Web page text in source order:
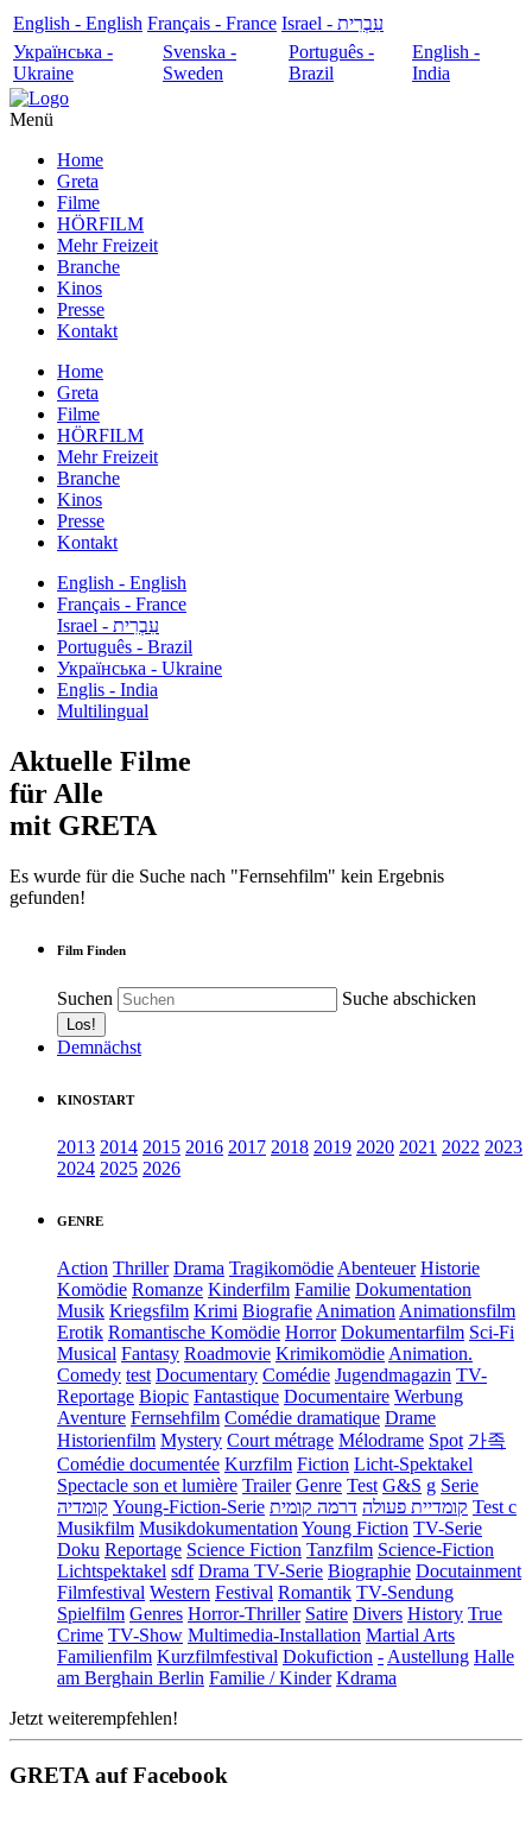
English - English Français - France
עִבְרִית - Israel
Українська -
Ukraine
Svenska -
Sweden
Português -
Brazil
English -
India
Menü
Home
Greta
Filme
HÖRFILM
Mehr Freizeit
Branche
Kinos
Presse
Kontakt
Home
Greta
Filme
HÖRFILM
Mehr Freizeit
Branche
Kinos
Presse
Kontakt
English - English
Français - France
עִבְרִית - Israel
Português - Brazil
Українська - Ukraine
Englis - India
Multilingual
Aktuelle Filme
für Alle
mit GRETA
Es wurde für die Suche nach "Fernsehfilm" kein Ergebnis
gefunden!
Film Finden
Suchen Suche abschicken
Demnächst
KINOSTART
2013 2014 2015 2016 2017 2018 2019 2020 2021 2022 2023
2024 2025 2026
GENRE
Action Thriller Drama Tragikomödie Abenteuer Historie
Komödie Romanze Kinderfilm Familie Dokumentation
Musik Kriegsfilm Krimi Biografie Animation Animationsfilm
Erotik Romantische Komödie Horror Dokumentarfilm Sci-Fi
Musical Fantasy Roadmovie Krimikomödie Animation.
Comedy test Documentary Comédie Jugendmagazin TV-
Reportage Biopic Fantastique Documentaire Werbung
Aventure Fernsehfilm Comédie dramatique Drame
Historienfilm Mystery Court métrage Mélodrame Spot 가족
Comédie documentée Kurzfilm Fiction Licht-Spektakel
Spectacle son et lumière Trailer Genre Test G&S g Serie
קומדיה Young-Fiction-Serie קומדיית פעולה דרמה קומית
Test c
Musikfilm Musikdokumentation Young Fiction TV-Serie
Doku Reportage Science Fiction Tanzfilm Science-Fiction
Lichtspektakel sdf Drama TV-Serie Biographie Docutainment
Filmfestival Western Festival Romantik TV-Sendung
Spielfilm Genres Horror-Thriller Satire Divers History True
Crime TV-Show Multimedia-Installation Martial Arts
Familienfilm Kurzfilmfestival Dokufiction - Austellung Halle
am Berghain Berlin Familie / Kinder Kdrama
Jetzt weiterempfehlen!
GRETA auf Facebook